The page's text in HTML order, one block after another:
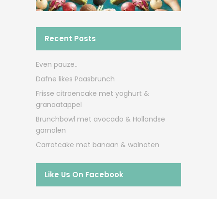
Recent Posts
Even pauze..
Dafne likes Paasbrunch
Frisse citroencake met yoghurt &
granaatappel
Brunchbowl met avocado & Hollandse
garnalen
Carrotcake met banaan & walnoten
Like Us On Facebook